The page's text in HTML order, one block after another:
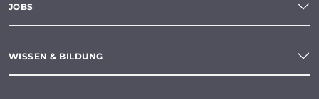
JOBS
WISSEN & BILDUNG